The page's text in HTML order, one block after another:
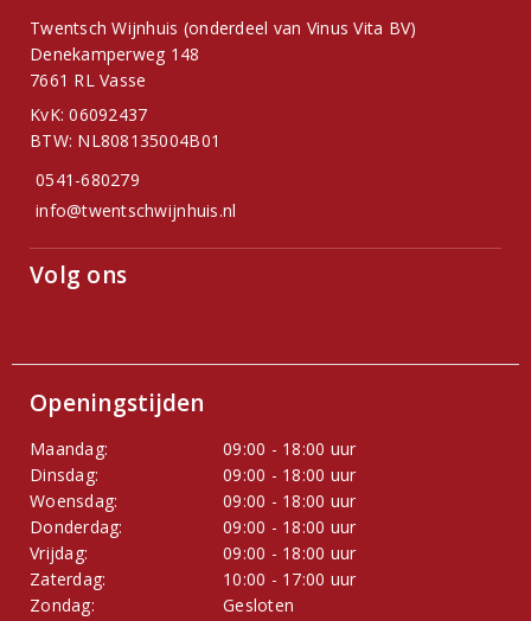
Twentsch Wijnhuis (onderdeel van Vinus Vita BV)
Denekamperweg 148
7661 RL Vasse
KvK: 06092437
BTW: NL808135004B01
0541-680279
info@twentschwijnhuis.nl
Volg ons
Openingstijden
Maandag:
09:00 - 18:00 uur
Dinsdag:
09:00 - 18:00 uur
Woensdag:
09:00 - 18:00 uur
Donderdag:
09:00 - 18:00 uur
Vrijdag:
09:00 - 18:00 uur
Zaterdag:
10:00 - 17:00 uur
Zondag:
Gesloten